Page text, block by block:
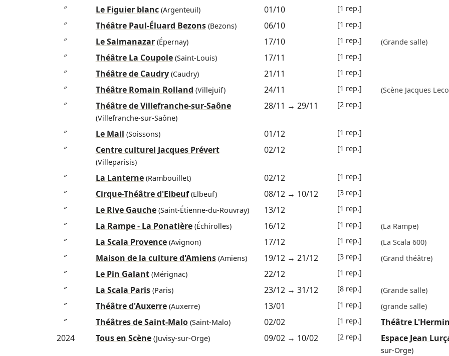
″ Le Figuier blanc(Argenteuil) 01/10 [1 rep.]
″ Théâtre Paul-Éluard Bezons(Bezons) 06/10 [1 rep.]
″ Le Salmanazar(Épernay) 17/10 [1 rep.] (Grande salle)
″ Théâtre La Coupole(Saint-Louis) 17/11 [1 rep.]
″ Théâtre de Caudry(Caudry) 21/11 [1 rep.]
″ Théâtre Romain Rolland (Villejuif) 24/11 [1 rep.] (Scène Jacques
″ Théâtre de Villefranche-sur-Saône
(Villefranche-sur-Saône)
28/11 → 29/11 [2 rep.]
″ Le Mail (Soissons) 01/12 [1 rep.]
″ Centre culturel Jacques Prévert
(Villeparisis)
02/12 [1 rep.]
″ La Lanterne(Rambouillet) 02/12 [1 rep.]
″ Cirque-Théâtre d'Elbeuf(Elbeuf) 08/12→ 10/12 [3 rep.]
″ Le Rive Gauche(Saint-Étienne-du-Rouvray) 13/12 [1 rep.]
″ La Rampe - La Ponatière(Échirolles) 16/12 [1 rep.] (La Rampe)
″ La Scala Provence(Avignon) 17/12 [1 rep.] (La Scala 600)
″ Maison de la culture d'Amiens(Amiens) 19/12→ 21/12 [3 rep.] (Grand théâtre)
″ Le Pin Galant(Mérignac) 22/12 [1 rep.]
″ La Scala Paris(Paris) 23/12→ 31/12 [8 rep.] (Grande salle)
″ Théâtre d'Auxerre(Auxerre) 13/01 [1 rep.] (grande salle)
″ Théâtres de Saint-Malo(Saint-Malo) 02/02 [1 rep.]
Théâtre
2024
Tous en Scène(Juvisy-sur-Orge) 09/02→ 10/02 [2 rep.] Espace Jean
sur-Orge)